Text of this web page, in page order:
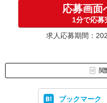
応募画面
1分で応募
求人応募期間：
閲
ブックマーク